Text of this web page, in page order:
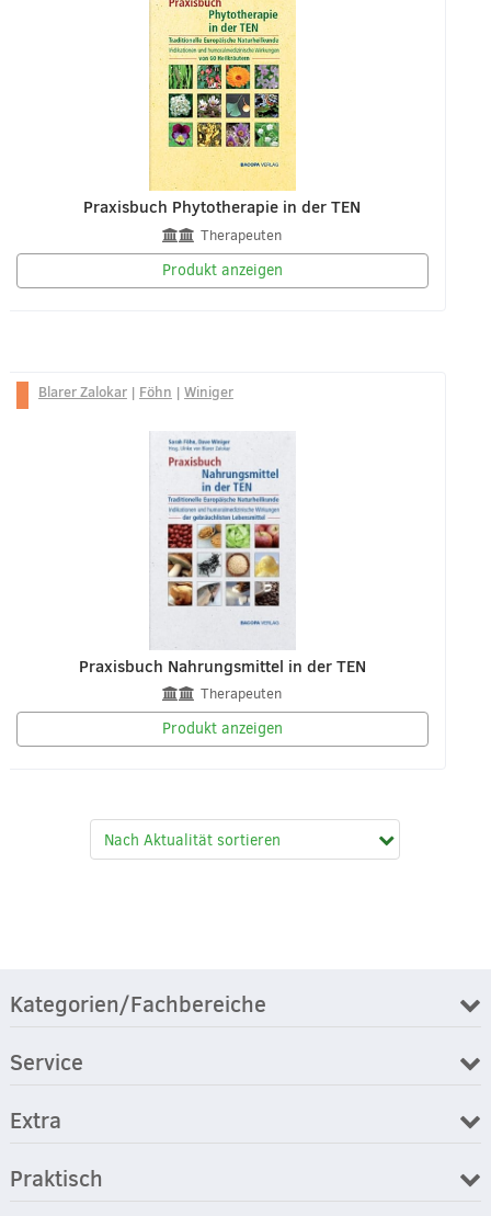
Praxisbuch Phytotherapie in der TEN
Therapeuten
Produkt anzeigen
Blarer Zalokar| Föhn | Winiger
Praxisbuch Nahrungsmittel in der TEN
Therapeuten
Produkt anzeigen
Kategorien/Fachbereiche
Service
Extra
Praktisch